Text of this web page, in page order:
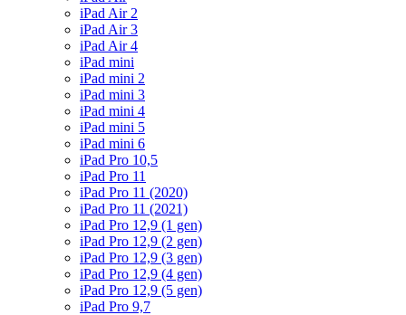
iPad Air 2
iPad Air 3
iPad Air 4
iPad mini
iPad mini 2
iPad mini 3
iPad mini 4
iPad mini 5
iPad mini 6
iPad Pro 10,5
iPad Pro 11
iPad Pro 11 (2020)
iPad Pro 11 (2021)
iPad Pro 12,9 (1 gen)
iPad Pro 12,9 (2 gen)
iPad Pro 12,9 (3 gen)
iPad Pro 12,9 (4 gen)
iPad Pro 12,9 (5 gen)
iPad Pro 9,7